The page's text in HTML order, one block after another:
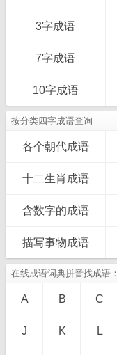
3字成语
7字成语
10字成语
按分类四字成语查询
各个朝代成语
十二生肖成语
含数字的成语
描写事物成语
在线成语词典拼音找成语：
A B C
J K L